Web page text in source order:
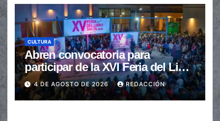
CULTURA
Abren convocatoria para
participar de la XVI Feria del Libro
de Salta
4 DE AGOSTO DE 2026 REDACCIÓN